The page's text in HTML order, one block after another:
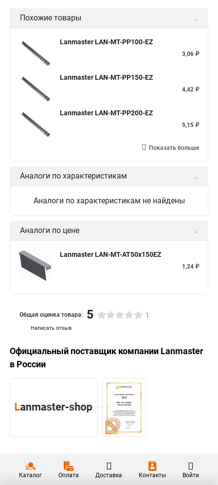
Похожие товары
Lanmaster LAN-MT-PP100-EZ
3,06 ₽
Lanmaster LAN-MT-PP150-EZ
4,42 ₽
Lanmaster LAN-MT-PP200-EZ
5,15 ₽
Показать больше
Аналоги по характеристикам
Аналоги по характеристикам не найдены
Аналоги по цене
Lanmaster LAN-MT-AT50x150EZ
1,24 ₽
Написать отзыв
Общая оценка товара: 5 1
Официальный поставщик компании Lanmaster
в России
Каталог Оплата Доставка Контакты Войти